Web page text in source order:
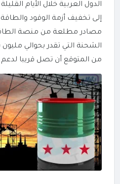
الدول العربية خلال الأيام
إلى تخفيف أزمة الوقود
مصادر مطلعة من منصة
الشحنة التي تقدر بحوالي
من المتوقع أن تصل قريبا لدعم